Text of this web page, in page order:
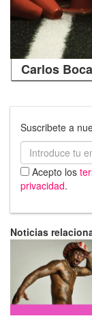
Carlos
Suscribete a
Acepto los
privacidad.
Noticias